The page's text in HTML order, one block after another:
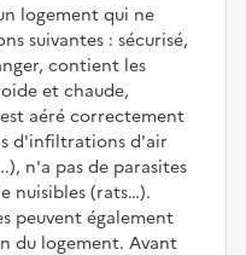
logement qui ne
suivantes : sécurisé,
contient les
et chaude,
aéré correctement
d'infiltrations d'air
n'a pas de parasites
nuisibles (rats…).
peuvent également
du logement. Avant